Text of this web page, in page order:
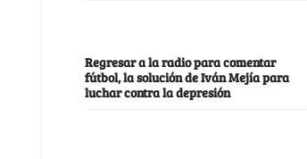
Regresar a la radio para comentar
fútbol, la solución de Iván Mejía para
luchar contra la depresión